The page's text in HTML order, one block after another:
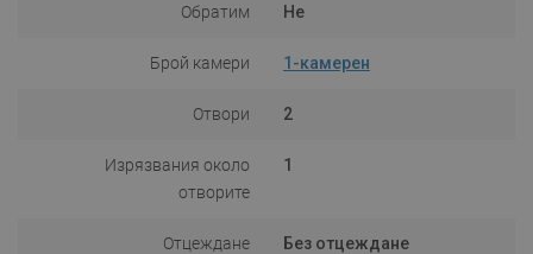
Обратим Не
Брой камери 1-камерен
Отвори 2
Изрязвания около
отворите
1
Отцеждане Без отцеждане